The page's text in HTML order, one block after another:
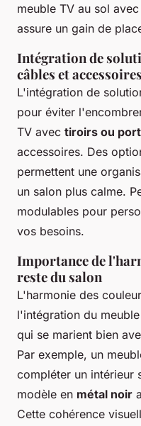
meuble TV au sol
assure un gain de
Intégration de
câbles et accessoires
L'intégration de
pour éviter
TV avec tiroirs ou
accessoires. Des
permettent une
un salon plus calme.
modulables pour
vos besoins.
Importance de
reste du salon
L'harmonie des
l'intégration du
qui se marient bien
Par exemple, un
compléter un intérieur
modèle en métal noir
Cette cohérence